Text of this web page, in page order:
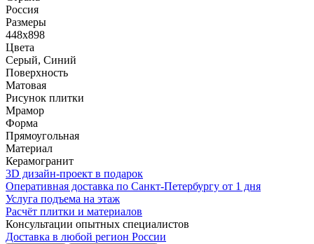
Россия
Размеры
448x898
Цвета
Серый, Синий
Поверхность
Матовая
Рисунок плитки
Мрамор
Форма
Прямоугольная
Материал
Керамогранит
3D дизайн-проект в подарок
Оперативная доставка по Санкт-Петербургу от 1 дня
Услуга подъема на этаж
Расчёт плитки и материалов
Консультации опытных специалистов
Доставка в любой регион России